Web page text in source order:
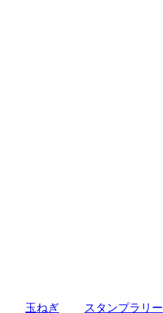
玉ねぎ スタンプラリー